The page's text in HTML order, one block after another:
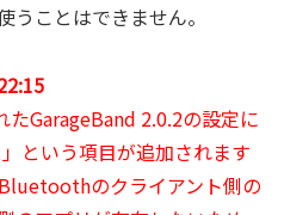
うことはできません。
GarageBand 2.0.2の設定に
という項目が追加されます
のクライアント側の